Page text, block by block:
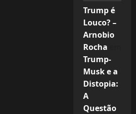
Trump é
Louco? –
Arnobio
Rocha
Trump-
Musk e a
Distopia:
A
Questão